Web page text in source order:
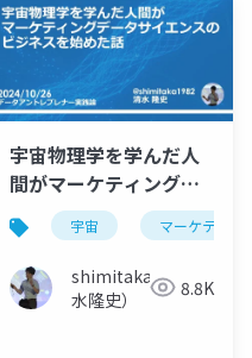
宇宙物理学を学んだ人
間がマーケティングサ
イエンスのビジネスを
始めた話
宇宙 マーケティン
shimitaka（清
水隆史）
8.8K